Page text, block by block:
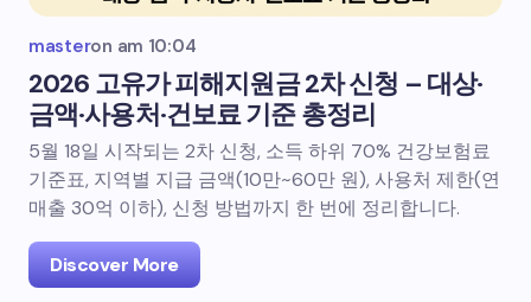
masteron am 10:04
2026 고유가 피해지원금 2차 신청 – 대상·
금액·사용처·건보료 기준 총정리
5월 18일 시작되는 2차 신청, 소득 하위 70% 건강보험료
기준표, 지역별 지급 금액(10만~60만 원), 사용처 제한(연
매출 30억 이하), 신청 방법까지 한 번에 정리합니다.
Discover More